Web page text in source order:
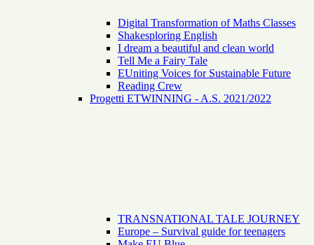
Digital Transformation of Maths Classes
Shakesploring English
I dream a beautiful and clean world
Tell Me a Fairy Tale
EUniting Voices for Sustainable Future
Reading Crew
Progetti ETWINNING - A.S. 2021/2022
TRANSNATIONAL TALE JOURNEY
Europe – Survival guide for teenagers